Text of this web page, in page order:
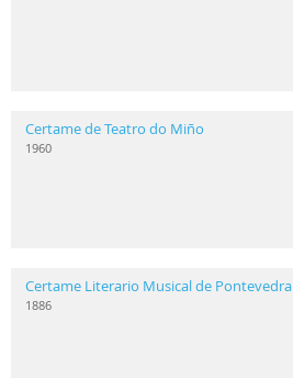
Certame de Teatro do Miño
1960
Certame Literario Musical de Pontevedra
1886